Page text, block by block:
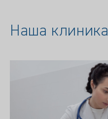
Наша клиника